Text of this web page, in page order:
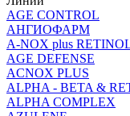
AGE CONTROL
АНГИОФАРМ
A-NOX plus
AGE DEFENSE
ACNOX PLUS
ALPHA - BETA &
ALPHA COMPLEX